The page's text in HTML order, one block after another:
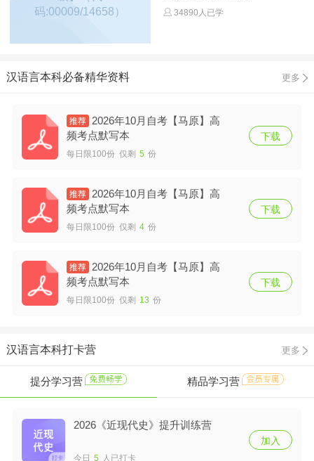
码:00009/14658）
34890人已学
汉语言本科必备精华资料 更多
2026年10月自考【马原】高
频考点默写本
每日限100份 仅剩 5 份
下载
2026年10月自考【马原】高
频考点默写本
每日限100份 仅剩 4 份
下载
2026年10月自考【马原】高
频考点默写本
每日限100份 仅剩 13 份
下载
汉语言本科打卡营 更多
提分学习营 精品学习营
2026《近现代史》提升训练营
今日 5 人已打卡
加入